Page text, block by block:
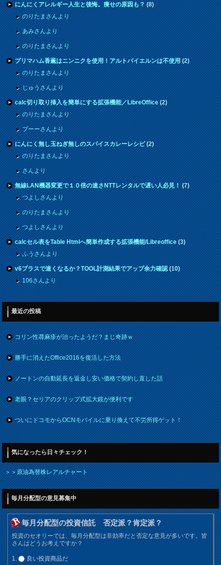
にんにくアレルギー人生と後悔。痩せの原因も？(8)
のりたまさんより
あみさんより
のりたまさんより
プリマハム香薫はニンニクを使用！アルトバイエルンは不使用(2)
のりたまさんより
じゅうさんより
calc切り取り挿入を簡単にする拡張機能／LibreOffice(2)
のりたまさんより
プーーさんより
にんにく無し玉ねぎ無しのスパイスカレーレシピ(2)
のりたまさんより
さんより
無線LAN機器変更で１０倍の速さNTTレンタルで遅い人必見！(7)
つよしさんより
のりたまさんより
つよしさんより
calcセル表をTable Htmlへ簡単作成する拡張機能/Libreoffice(3)
ふうさんより
v6プラスで速くなるか？TOOL計測結果でアップ余力確認(10)
106さんより
最近の投稿
コリン性蕁麻疹が治ったようだ？まじ奇跡ｗ
勝手に消えたOffice2016を復活した方法
ノートンの自動延長を返金し安い価格で契約し直した話
老眼？セリアのクリップ式拡大鏡が便利です
ついにドコモからOCNモバイルに乗り換えて不労所得ゲット！
気になったら日々チェック！
＞＞原油為替株レアルチャート
毎月分配型の意見募集中
毎月分配型の投資信託 否定派？肯定派？
投資のセオリーでは、毎月分配型は非効率だと否定な意見が多いです。皆
さんはどうお考えですか？
良い投資商品だ